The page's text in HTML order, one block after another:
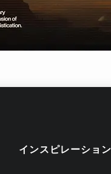
インスピレーション